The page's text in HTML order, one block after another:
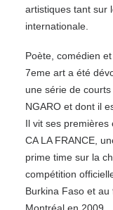
artistiques tant sur
internationale.
Poète, comédien
7eme art a été
une série de
NGARO et dont il
Il vit ses premières
CA LA FRANCE,
prime time sur la
compétition
Burkina Faso et au